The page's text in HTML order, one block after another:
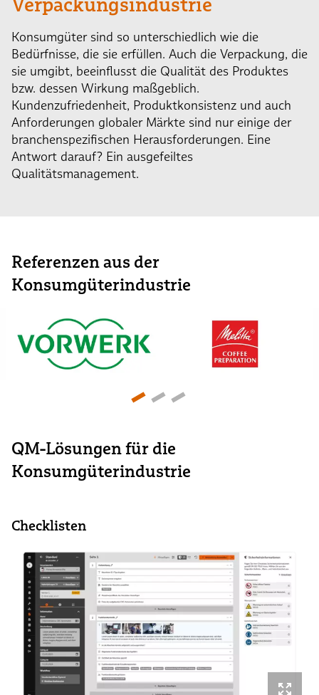
Konsumgüter sind so unterschiedlich wie die
Bedürfnisse, die sie erfüllen. Auch die Verpackung, die
sie umgibt, beeinflusst die Qualität des Produktes
bzw. dessen Wirkung maßgeblich.
Kundenzufriedenheit, Produktkonsistenz und auch
Anforderungen globaler Märkte sind nur einige der
branchenspezifischen Herausforderungen. Eine
Antwort darauf? Ein ausgefeiltes
Qualitätsmanagement.
Referenzen aus der
Konsumgüterindustrie
QM-Lösungen für die
Konsumgüterindustrie
Checklisten